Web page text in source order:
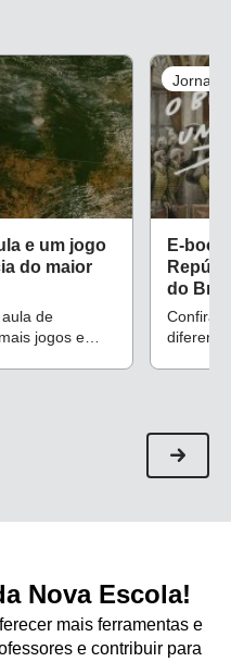
e um jogo
do maior
de
jogos e
E-
do
Confira
Nova Escola!
mais ferramentas e
e contribuir para